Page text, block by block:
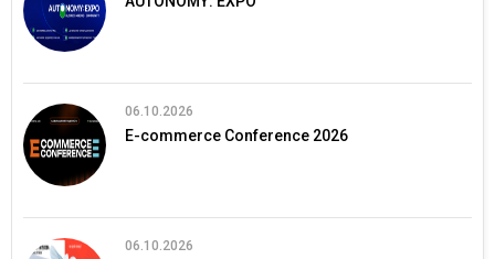
06.10.2026
E-commerce Conference 2026
06.10.2026